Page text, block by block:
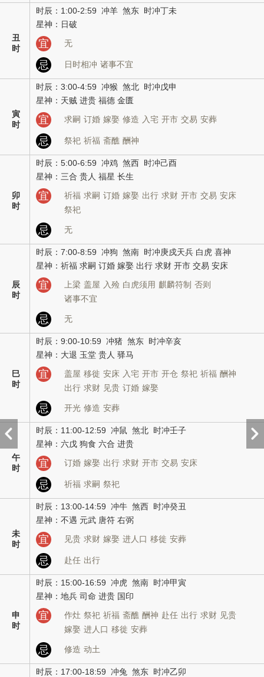
丑
时
时辰：1:00-2:59 冲羊 煞东 时冲丁未
星神：日破
宜 无
忌 日时相冲 诸事不宜
寅
时
时辰：3:00-4:59 冲猴 煞北 时冲戊申
星神：天贼 进贵 福德 金匮
宜 求嗣 订婚 嫁娶 修造 入宅 开市 交易 安葬
忌 祭祀 祈福 斋醮 酬神
卯
时
时辰：5:00-6:59 冲鸡 煞西 时冲己酉
星神：三合 贵人 福星 长生
宜 祈福 求嗣 订婚 嫁娶 出行 求财 开市 交易 安床
祭祀
忌 无
辰
时
时辰：7:00-8:59 冲狗 煞南 时冲庚戍天兵 白虎 喜神
星神：祈福 求嗣 订婚 嫁娶 出行 求财 开市 交易 安床
宜 上梁 盖屋 入殓 白虎须用 麒麟符制 否则
诸事不宜
忌 无
巳
时
时辰：9:00-10:59 冲猪 煞东 时冲辛亥
星神：大退 玉堂 贵人 驿马
宜 盖屋 移徙 安床 入宅 开市 开仓 祭祀 祈福 酬神
出行 求财 见贵 订婚 嫁娶
忌 开光 修造 安葬
午
时
时辰：11:00-12:59 冲鼠 煞北 时冲壬子
星神：六戊 狗食 六合 进贵
宜 订婚 嫁娶 出行 求财 开市 交易 安床
忌 祈福 求嗣 祭祀
未
时
时辰：13:00-14:59 冲牛 煞西 时冲癸丑
星神：不遇 元武 唐符 右弼
宜 见贵 求财 嫁娶 进人口 移徙 安葬
忌 赴任 出行
申
时
时辰：15:00-16:59 冲虎 煞南 时冲甲寅
星神：地兵 司命 进贵 国印
宜 作灶 祭祀 祈福 斋醮 酬神 赴任 出行 求财 见贵
嫁娶 进人口 移徙 安葬
忌 修造 动土
时辰：17:00-18:59 冲兔 煞东 时冲乙卯